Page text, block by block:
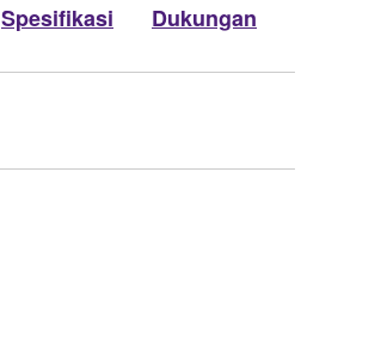
Spesifikasi Dukungan